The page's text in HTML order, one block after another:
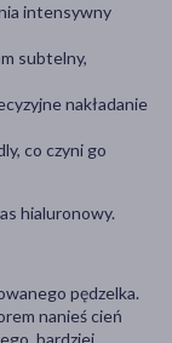
intensywny
subtelny,
nakładanie
co czyni go
hialuronowy.
pędzelka.
nanieś cień